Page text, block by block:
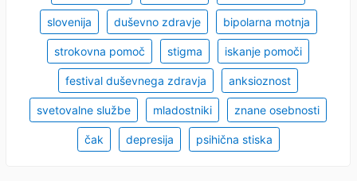
slovenija duševno zdravje bipolarna motnja
strokovna pomoč stigma iskanje pomoči
festival duševnega zdravja anksioznost
svetovalne službe mladostniki znane osebnosti
čak depresija psihična stiska